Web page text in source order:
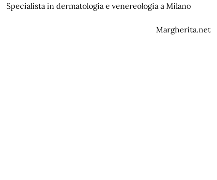
Specialista in dermatologia e venereologia a Milano
Margherita.net